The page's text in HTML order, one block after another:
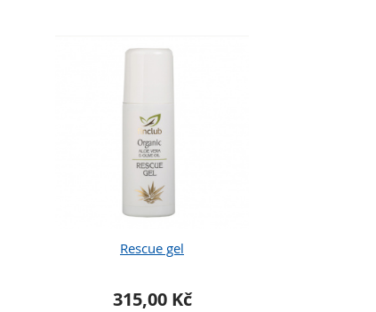
Rescue gel
315,00 Kč